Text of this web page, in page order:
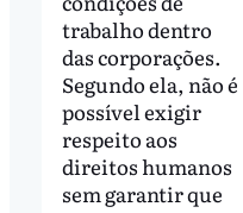
trabalho dentro
das corporações.
Segundo ela, não é
possível exigir
respeito aos
direitos humanos
sem garantir que